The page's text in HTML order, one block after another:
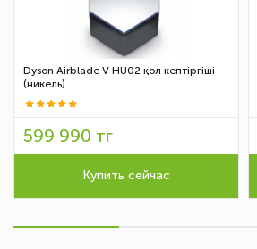
Dyson Аirblade V HU02 қол кептіргіші
(никель)
599 990 тг
Купить сейчас